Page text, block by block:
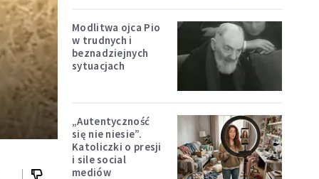
Modlitwa ojca Pio
w trudnych i
beznadziejnych
sytuacjach
„Autentyczność
się nie niesie”.
Katoliczki o presji
i sile social
mediów